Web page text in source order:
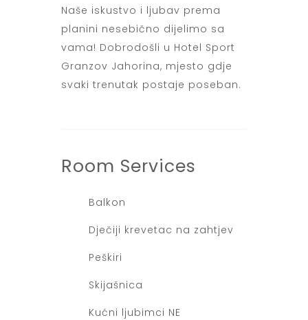
Naše iskustvo i ljubav prema
planini nesebično dijelimo sa
vama! Dobrodošli u Hotel Sport
Granzov Jahorina, mjesto gdje
svaki trenutak postaje poseban.
Room Services
Balkon
Dječiji krevetac na zahtjev
Peškiri
Skijašnica
Kućni ljubimci NE